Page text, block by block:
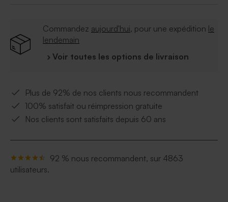
Commandez aujourd'hui, pour une expédition le
lendemain
› Voir toutes les options de livraison
Plus de 92% de nos clients nous recommandent
100% satisfait ou réimpression gratuite
Nos clients sont satisfaits depuis 60 ans
92 % nous recommandent, sur 4863
utilisateurs.